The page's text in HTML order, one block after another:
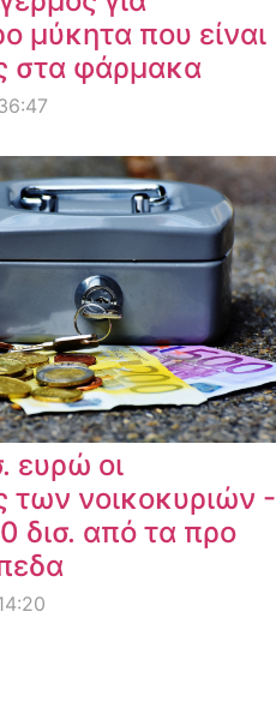
μύκητα που είναι
στα φάρμακα
ευρώ οι
των νοικοκυριών -
δισ. από τα προ